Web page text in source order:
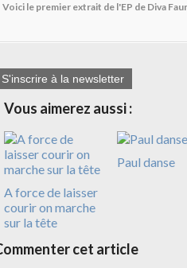
Voici le premier extrait de l'EP de Diva
S'inscrire à la newsletter
Vous aimerez aussi :
A force de laisser
courir on marche
sur la tête
Paul danse
cet article